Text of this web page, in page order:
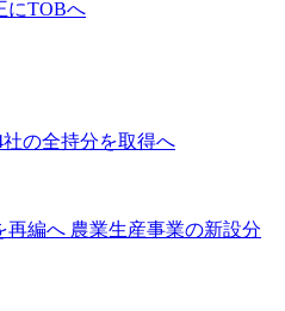
にTOBへ
社の全持分を取得へ
編へ 農業生産事業の新設分